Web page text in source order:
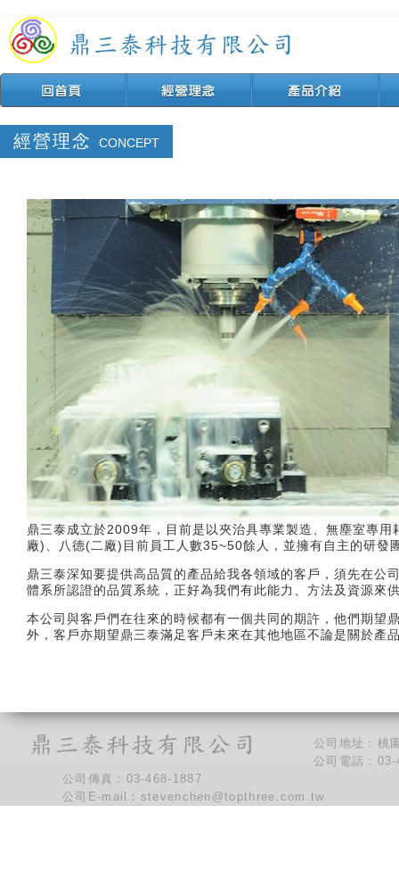
經營理念 CONCEPT
鼎三泰成立於2009年，目前是以夾治具專業製造、無塵室專
廠)、八德(二廠)目前員工人數35~50餘人，並擁有自主的研發
鼎三泰深知要提供高品質的產品給我各領域的客戶，須先在
體系所認證的品質系統，正好為我們有此能力、方法及資源來
本公司與客戶們在往來的時候都有一個共同的期許，他們期望
外，客戶亦期望鼎三泰滿足客戶未來在其他地區不論是關於產
公司地址：桃
公司電話：
公司傳真：03-468-1887
公司E-mail：stevenchen@topthree.com.tw